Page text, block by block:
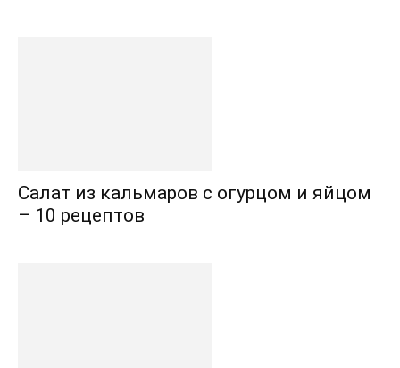
Салат из кальмаров с огурцом и яйцом
– 10 рецептов